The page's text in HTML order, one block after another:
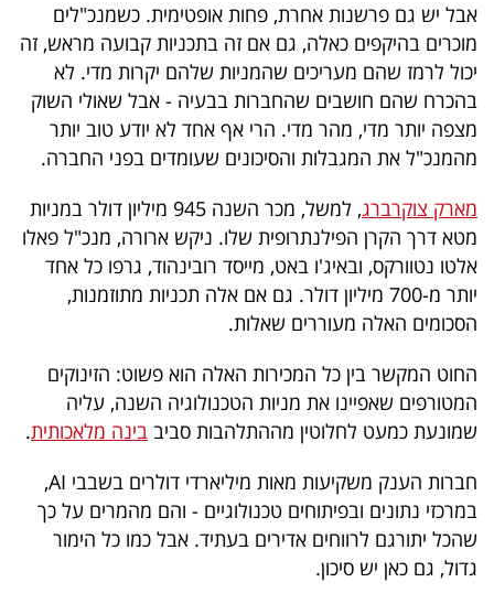
אבל יש גם פרשנות אחרת, פחות אופטימית. כשמנכ"לים
מוכרים בהיקפים כאלה, גם אם זה בתכניות קבועה מראש, זה
יכול לרמז שהם מעריכים שהמניות שלהם יקרות מדי. לא
בהכרח שהם חושבים שהחברות בבעיה - אבל שאולי השוק
מצפה יותר מדי, מהר מדי. הרי אף אחד לא יודע טוב יותר
מהמנכ"ל את המגבלות והסיכונים שעומדים בפני החברה.
מארק צוקרברג
, למשל, מכר השנה 945 מיליון דולר במניות
מטא דרך הקרן הפילנתרופית שלו. ניקש ארורה, מנכ"ל פאלו
אלטו נטוורקס, ובאיג'ו באט, מייסד רובינהוד, גרפו כל אחד
יותר מ-700 מיליון דולר. גם אם אלה תכניות מתוזמנות,
הסכומים האלה מעוררים שאלות.
החוט המקשר בין כל המכירות האלה הוא פשוט: הזינוקים
המטורפים שאפיינו את מניות הטכנולוגיה השנה, עליה
שמונעת כמעט לחלוטין מההתלהבות סביב בינה מלאכותית.
חברות הענק משקיעות מאות מיליארדי דולרים בשבבי AI,
במרכזי נתונים ובפיתוחים טכנולוגיים - והם מהמרים על כך
שהכל יתורגם לרווחים אדירים בעתיד. אבל כמו כל הימור
גדול, גם כאן יש סיכון.